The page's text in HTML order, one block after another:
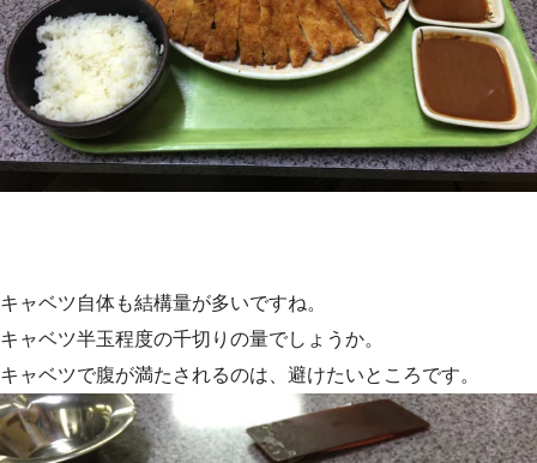
キャベツ自体も結構量が多いですね。
キャベツ半玉程度の千切りの量でしょうか。
キャベツで腹が満たされるのは、避けたいところです。